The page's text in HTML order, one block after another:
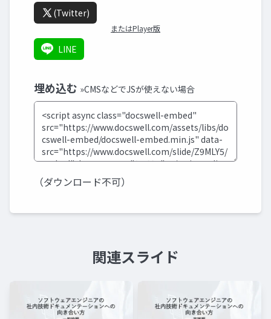
(Twitter)
またはPlayer版
LINE
埋め込む »CMSなどでJSが使えない場合
（ダウンロード不可）
関連スライド